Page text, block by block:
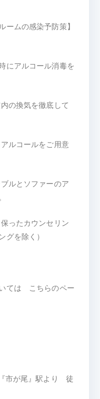
ムの感染予防策】
にアルコール消毒を
の換気を徹底して
ルコールをご用意
ルとソファーのア
ったカウンセリン
グを除く）
ては こちらのペー
市が尾』駅より 徒